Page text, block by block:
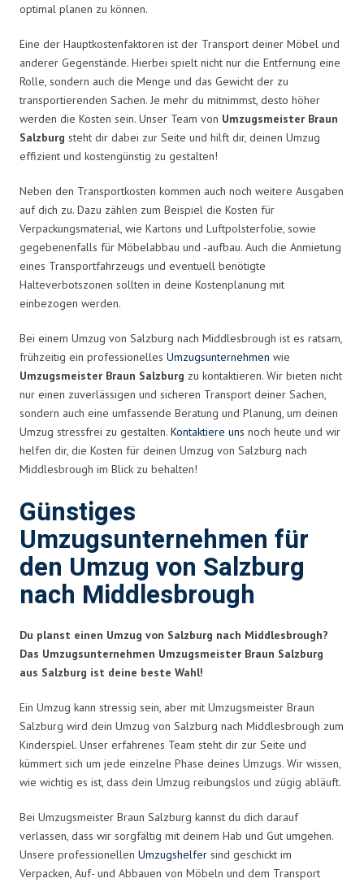
optimal planen zu können.
Eine der Hauptkostenfaktoren ist der Transport deiner Möbel und
anderer Gegenstände. Hierbei spielt nicht nur die Entfernung eine
Rolle, sondern auch die Menge und das Gewicht der zu
transportierenden Sachen. Je mehr du mitnimmst, desto höher
werden die Kosten sein. Unser Team von Umzugsmeister Braun
Salzburg steht dir dabei zur Seite und hilft dir, deinen Umzug
effizient und kostengünstig zu gestalten!
Neben den Transportkosten kommen auch noch weitere Ausgaben
auf dich zu. Dazu zählen zum Beispiel die Kosten für
Verpackungsmaterial, wie Kartons und Luftpolsterfolie, sowie
gegebenenfalls für Möbelabbau und -aufbau. Auch die Anmietung
eines Transportfahrzeugs und eventuell benötigte
Halteverbotszonen sollten in deine Kostenplanung mit
einbezogen werden.
Bei einem Umzug von Salzburg nach Middlesbrough ist es ratsam,
frühzeitig ein professionelles Umzugsunternehmen wie
Umzugsmeister Braun Salzburg zu kontaktieren. Wir bieten nicht
nur einen zuverlässigen und sicheren Transport deiner Sachen,
sondern auch eine umfassende Beratung und Planung, um deinen
Umzug stressfrei zu gestalten. Kontaktiere uns noch heute und wir
helfen dir, die Kosten für deinen Umzug von Salzburg nach
Middlesbrough im Blick zu behalten!
Günstiges
Umzugsunternehmen für
den Umzug von Salzburg
nach Middlesbrough
Du planst einen Umzug von Salzburg nach Middlesbrough?
Das Umzugsunternehmen Umzugsmeister Braun Salzburg
aus Salzburg ist deine beste Wahl!
Ein Umzug kann stressig sein, aber mit Umzugsmeister Braun
Salzburg wird dein Umzug von Salzburg nach Middlesbrough zum
Kinderspiel. Unser erfahrenes Team steht dir zur Seite und
kümmert sich um jede einzelne Phase deines Umzugs. Wir wissen,
wie wichtig es ist, dass dein Umzug reibungslos und zügig abläuft.
Bei Umzugsmeister Braun Salzburg kannst du dich darauf
verlassen, dass wir sorgfältig mit deinem Hab und Gut umgehen.
Unsere professionellen Umzugshelfer sind geschickt im
Verpacken, Auf- und Abbauen von Möbeln und dem Transport